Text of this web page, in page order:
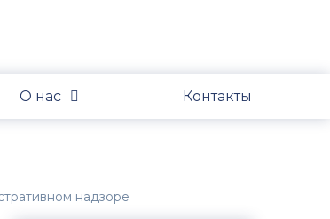
О нас Контакты
надзоре